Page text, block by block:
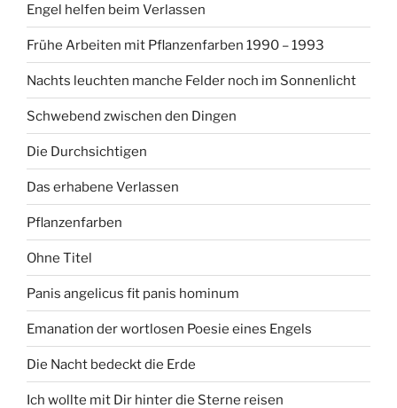
Engel helfen beim Verlassen
Frühe Arbeiten mit Pflanzenfarben 1990 – 1993
Nachts leuchten manche Felder noch im Sonnenlicht
Schwebend zwischen den Dingen
Die Durchsichtigen
Das erhabene Verlassen
Pflanzenfarben
Ohne Titel
Panis angelicus fit panis hominum
Emanation der wortlosen Poesie eines Engels
Die Nacht bedeckt die Erde
Ich wollte mit Dir hinter die Sterne reisen